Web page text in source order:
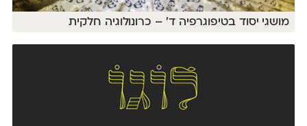
מושגי יסוד בטיפוגרפיה ד' – כרונולוגיה חלקית